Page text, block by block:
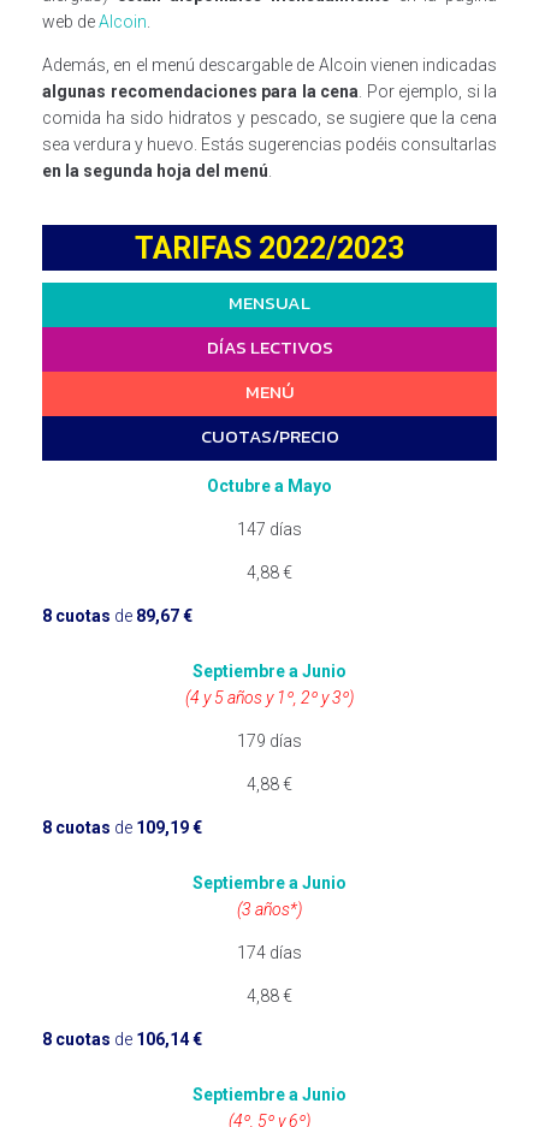
web deAlcoin
Además, en el menú descargable de Alcoin vienen indicadas
algunas recomendaciones para la cena . Por ejemplo, si la
comida ha sido hidratos y pescado, se sugiere que la cena
sea verdura y huevo. Estás sugerencias podéis consultarlas
en la segunda hoja del menú
TARIFAS 2022/2023
MENSUAL
DÍAS LECTIVOS
MENÚ
CUOTAS/PRECIO
Octubre a Mayo
147 días
4,88 €
8 cuotas de 89,67 €
Septiembre a Junio
(4 y 5 años y 1º, 2º y 3º)
179 días
4,88 €
8 cuotas de 109,19 €
Septiembre a Junio
(3 años*)
174 días
4,88 €
8 cuotas de 106,14 €
Septiembre a Junio
(4º, 5º y 6º)